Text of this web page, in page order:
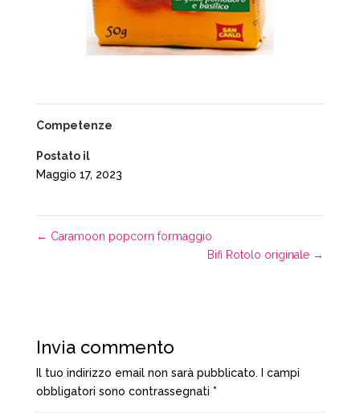
Competenze
Postato il
Maggio 17, 2023
← Caramoon popcorn formaggio
Bifi Rotolo originale →
Invia commento
Il tuo indirizzo email non sarà pubblicato.
I campi
obbligatori sono contrassegnati *